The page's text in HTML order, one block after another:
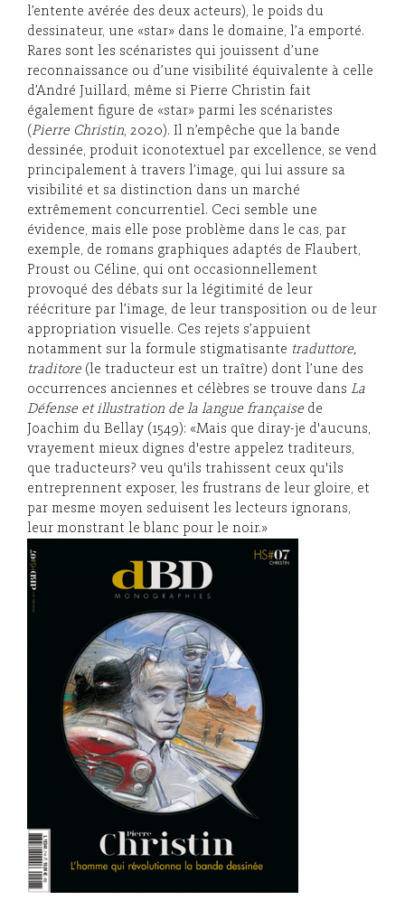
l’entente avérée des deux acteurs), le poids du
dessinateur, une «star» dans le domaine, l’a emporté.
Rares sont les scénaristes qui jouissent d’une
reconnaissance ou d’une visibilité équivalente à celle
d’André Juillard, même si Pierre Christin fait
également figure de «star» parmi les scénaristes
(Pierre Christin, 2020). Il n’empêche que la bande
dessinée, produit iconotextuel par excellence, se vend
principalement à travers l’image, qui lui assure sa
visibilité et sa distinction dans un marché
extrêmement concurrentiel. Ceci semble une
évidence, mais elle pose problème dans le cas, par
exemple, de romans graphiques adaptés de Flaubert,
Proust ou Céline, qui ont occasionnellement
provoqué des débats sur la légitimité de leur
réécriture par l’image, de leur transposition ou de leur
appropriation visuelle. Ces rejets s’appuient
notamment sur la formule stigmatisante traduttore,
traditore(le traducteur est un traître) dont l’une des
occurrences anciennes et célèbres se trouve dans La
Défense et illustration de la langue françaisede
Joachim du Bellay (1549): «Mais que diray-je d'aucuns,
vrayement mieux dignes d'estre appelez traditeurs,
que traducteurs? veu qu'ils trahissent ceux qu'ils
entreprennent exposer, les frustrans de leur gloire, et
par mesme moyen seduisent les lecteurs ignorans,
leur monstrant le blanc pour le noir.»